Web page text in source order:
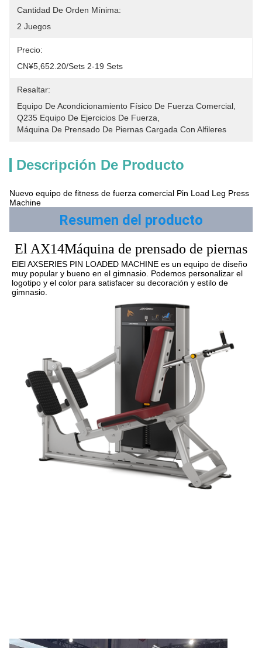
Cantidad De Orden Mínima:
2 Juegos
Precio:
CN¥5,652.20/sets 2-19 Sets
Resaltar:
Equipo De Acondicionamiento Físico De Fuerza Comercial
Q235 Equipo De Ejercicios De Fuerza
Máquina De Prensado De Piernas Cargada Con Alfileres
Descripción De Producto
Nuevo equipo de fitness de fuerza comercial Pin Load Leg Press
Machine
Resumen del producto
El AX14Máquina de prensado de piernas
ElEl AXSERIES PIN LOADED MACHINE es un equipo de diseño
muy popular y bueno en el gimnasio. Podemos personalizar el
logotipo y el color para satisfacer su decoración y estilo de
gimnasio.